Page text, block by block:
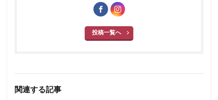
投稿一覧へ
関連する記事